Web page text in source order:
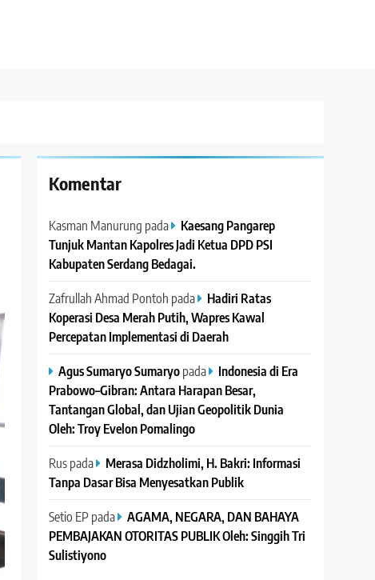
Komentar
Kasman Manurung pada
Kaesang Pangarep
Tunjuk Mantan Kapolres Jadi Ketua DPD PSI
Kabupaten Serdang Bedagai. ‎ ‎
Zafrullah Ahmad Pontoh pada
Hadiri Ratas
Koperasi Desa Merah Putih, Wapres Kawal
Percepatan Implementasi di Daerah
Agus Sumaryo Sumaryopada
Indonesia di Era
Prabowo–Gibran: Antara Harapan Besar,
Tantangan Global, dan Ujian Geopolitik Dunia
Oleh: Troy Evelon Pomalingo
Ruspada
Merasa Didzholimi, H. Bakri: Informasi
Tanpa Dasar Bisa Menyesatkan Publik
Setio EP pada AGAMA, NEGARA, DAN BAHAYA
PEMBAJAKAN OTORITAS PUBLIK Oleh: Singgih Tri
Sulistiyono